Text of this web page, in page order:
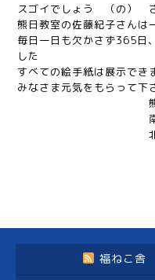
スゴイでしょう （の）
熊日教室の佐藤紀子さんは
毎日一日も欠かさず365日
した
すべての絵手紙は展示でき
みなさま元気をもらって下
熊日教
南部公民館
北島公民館
福ねこ舎